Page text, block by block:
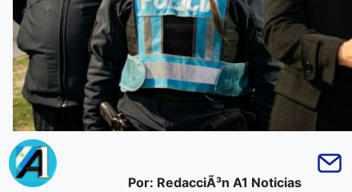
Por: RedacciÃ³n A1 Noticias